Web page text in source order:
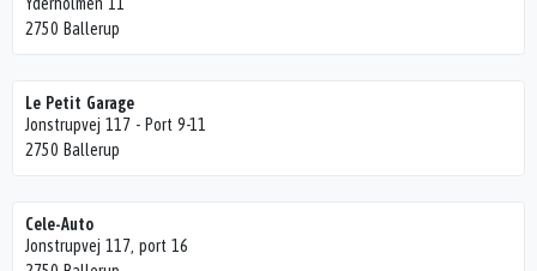
2750 Ballerup
Le Petit Garage
Jonstrupvej 117 - Port 9-11
2750 Ballerup
Cele-Auto
Jonstrupvej 117, port 16